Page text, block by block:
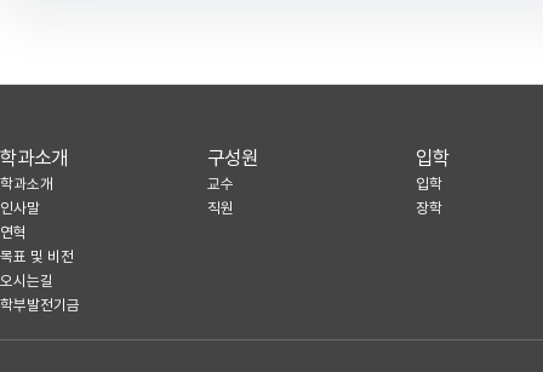
학과소개
학과소개
인사말
연혁
목표 및 비전
오시는길
학부발전기금
구성원
교수
직원
입학
입학
장학